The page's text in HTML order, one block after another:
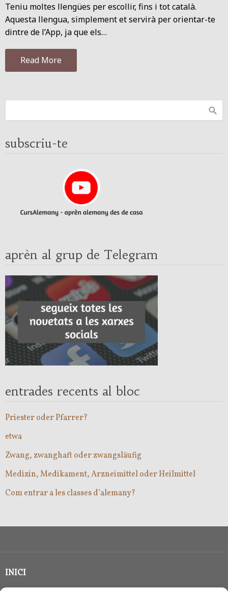
Teniu moltes llengües per escollir, fins i tot català.
Aquesta llengua, simplement et servirà per orientar-te
dintre de l’App, ja que els…
Read More
subscriu-te
aprèn al grup de Telegram
entrades recents al bloc
Priester oder Pfarrer?
etwa
Zwang, zwanghaft oder zwangsläufig
Medizin, Medikament, Arzneimittel oder Heilmittel
Com entrar a les classes d’alemany?
INICI